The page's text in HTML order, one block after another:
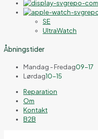
SE
UltraWatch
Åbningstider
Mandag - Fredag09-17
Lørdag10-15
Reparation
Om
Kontakt
B2B